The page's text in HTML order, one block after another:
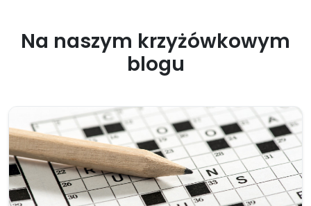
Na naszym krzyżówkowym
blogu